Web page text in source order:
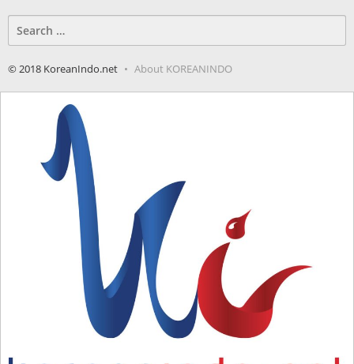
for:
© 2018 KoreanIndo.net About KOREANINDO